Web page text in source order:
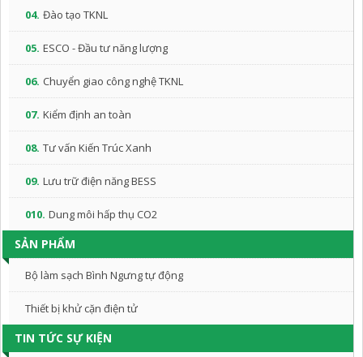
04. Đào tạo TKNL
05. ESCO - Đầu tư năng lượng
06. Chuyển giao công nghệ TKNL
07. Kiểm định an toàn
08. Tư vấn Kiến Trúc Xanh
09. Lưu trữ điện năng BESS
010. Dung môi hấp thụ CO2
SẢN PHẨM
Bộ làm sạch Bình Ngưng tự động
Thiết bị khử cặn điện tử
TIN TỨC SỰ KIỆN